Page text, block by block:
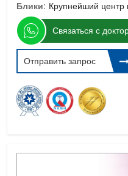
Блики: Крупнейший центр
Связаться с
Отправить запрос